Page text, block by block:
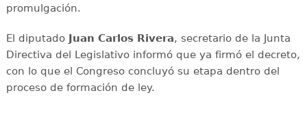
promulgación.
El diputado Juan Carlos Rivera, secretario de la Junta
Directiva del Legislativo informó que ya firmó el decreto,
con lo que el Congreso concluyó su etapa dentro del
proceso de formación de ley.